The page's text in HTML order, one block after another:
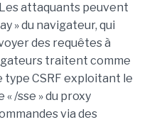
attaquants peuvent
» du navigateur, qui
des requêtes à
traitent comme
type CSRF exploitant le
/sse » du proxy
via des